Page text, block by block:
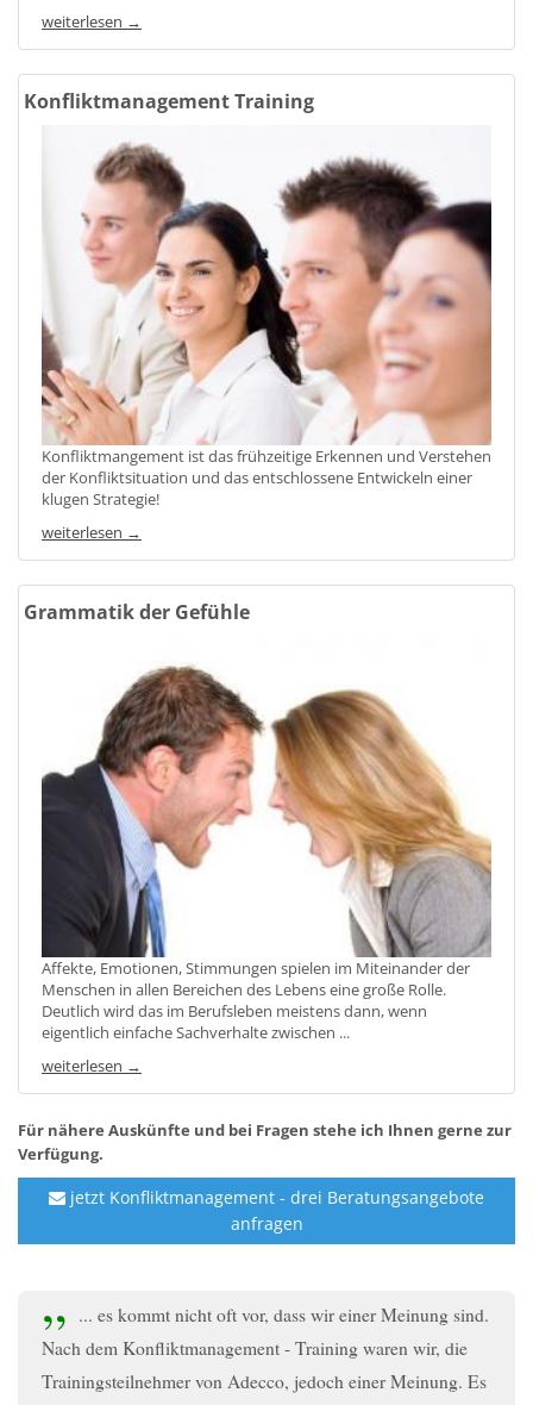
weiterlesen →
Konfliktmanagement Training
Konfliktmangement ist das frühzeitige Erkennen und Verstehen
der Konfliktsituation und das entschlossene Entwickeln einer
klugen Strategie!
weiterlesen →
Grammatik der Gefühle
Affekte, Emotionen, Stimmungen spielen im Miteinander der
Menschen in allen Bereichen des Lebens eine große Rolle.
Deutlich wird das im Berufsleben meistens dann, wenn
eigentlich einfache Sachverhalte zwischen ...
weiterlesen →
Für nähere Auskünfte und bei Fragen stehe ich Ihnen gerne zur
Verfügung.
jetzt Konfliktmanagement - drei Beratungsangebote
anfragen
... es kommt nicht oft vor, dass wir einer Meinung sind.
Nach dem Konfliktmanagement - Training waren wir, die
Trainingsteilnehmer von Adecco, jedoch einer Meinung. Es